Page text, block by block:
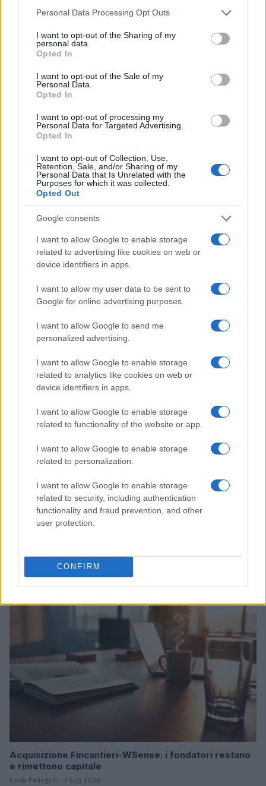
Please note that this website/app uses one or more Google
not limited to your visit or usage behaviour. You may click to
grant or deny consent to Google and its third-party tags to
use your data for below specified purposes in below Google
consent section.
Personal Data Processing Opt Outs
I want to opt-out of the Sharing of my
personal data.
Opted In
I want to opt-out of the Sale of my
Personal Data.
Opted In
I want to opt-out of processing my
Personal Data for Targeted Advertising.
Opted In
I want to opt-out of Collection, Use,
Retention, Sale, and/or Sharing of my
Personal Data that Is Unrelated with the
Purposes for which it was collected.
Opted Out
Google consents
I want to allow Google to enable storage
related to advertising like cookies on web or
device identifiers in apps.
I want to allow my user data to be sent to
Google for online advertising purposes.
I want to allow Google to send me
personalized advertising.
I want to allow Google to enable storage
related to analytics like cookies on web or
device identifiers in apps.
I want to allow Google to enable storage
related to functionality of the website or app.
I want to allow Google to enable storage
related to personalization.
I want to allow Google to enable storage
related to security, including authentication
functionality and fraud prevention, and other
user protection.
CONFIRM
AiAdhubMedia
Continua a leggere
B2B NEWS
Martina Marchesi · 10 Lug 2026
Acquisizione Fincantieri-WSense: i fondatori restano
e rimettono capitale
Linda Pellegrini · 7 Lug 2026